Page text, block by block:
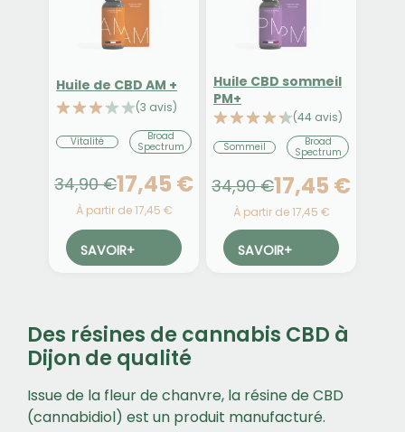
Huile de CBD AM +
(3 avis)
Vitalité
Broad
Spectrum
34,90 €17,45 €
À partir de 17,45 €
SAVOIR+
Huile CBD sommeil
PM+
(44 avis)
Sommeil
Broad
Spectrum
34,90 €17,45 €
À partir de 17,45 €
SAVOIR+
Des résines de cannabis CBD à
Dijon de qualité
Issue de la fleur de chanvre, la résine de CBD
(cannabidiol) est un produit manufacturé.